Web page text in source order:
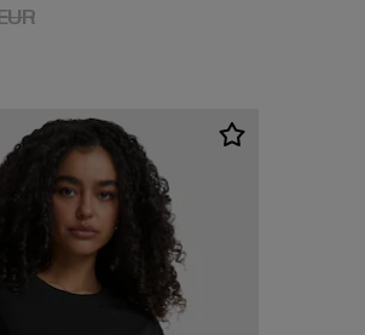
EUR
Aktionspreis: 19,99 EUR